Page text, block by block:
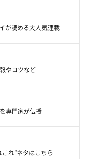
が読める大人気連載
やコツなど
専門家が伝授
れ”ネタはこちら